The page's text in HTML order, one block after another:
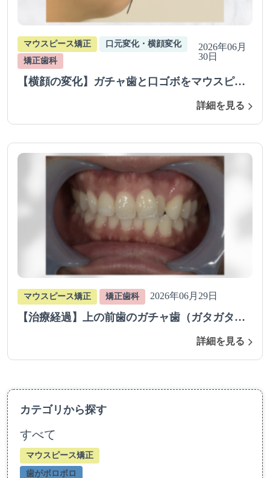
マウスピース矯正
口元変化・横顔変化
矯正歯科
2026年06月
30日
【横顔の変化】ガチャ歯と口ゴボをマウスピー
ス矯正（抜歯あり）で治療、改善を行った症例
詳細を見る
マウスピース矯正 矯正歯科 2026年06月29日
【治療経過】上の前歯のガチャ歯（ガタガタ歯
並び）をマウスピース矯正で治療を行った症例
詳細を見る
カテゴリから探す
すべて
マウスピース矯正
歯がボロボロ